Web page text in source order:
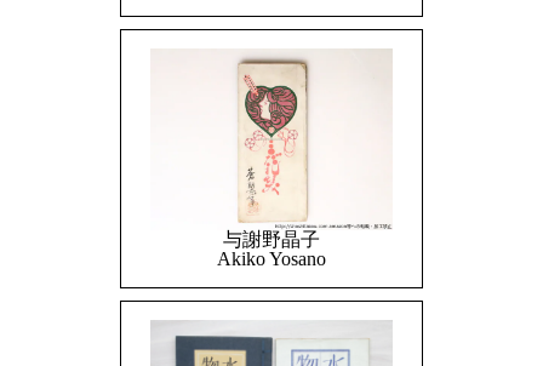
与謝野晶子
Akiko Yosano